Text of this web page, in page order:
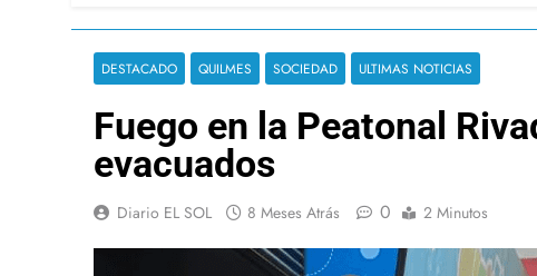
DESTACADO QUILMES SOCIEDAD ULTIMAS NOTICIAS
Fuego en la Peatonal
evacuados
Diario EL SOL 8 Meses Atrás 0 2 Minutos